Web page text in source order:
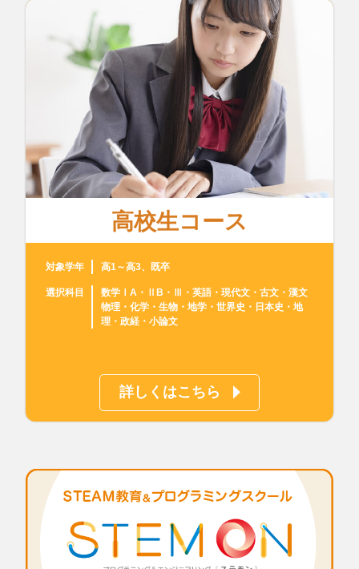
高校生コース
対象学年 高1～高3、既卒
選択科目
数学ⅠA・ⅡB・Ⅲ・英語・現代文・古文・漢文
物理・化学・生物・地学・世界史・日本史・地
理・政経・小論文
詳しくはこちら